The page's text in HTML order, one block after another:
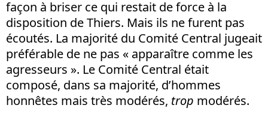
façon à briser ce qui restait de force à la
disposition de Thiers. Mais ils ne furent pas
écoutés. La majorité du Comité Central jugeait
préférable de ne pas « apparaître comme les
agresseurs ». Le Comité Central était
composé, dans sa majorité, d’hommes
honnêtes mais très modérés, trop modérés.